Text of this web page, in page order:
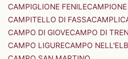
CAMPIGLIONE FENILE
CAMPITELLO DI FASSACAMPLI
CAMPO DI GIOVECAMPO DI
CAMPO LIGURECAMPO